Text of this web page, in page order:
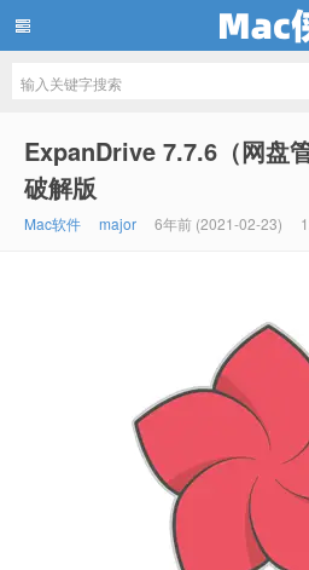
ExpanDrive 7.7.6（网盘
破解版
Mac软件 major 6年前 (2021-02-23)